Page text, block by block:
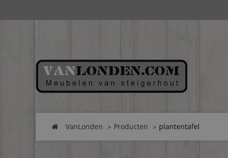
VanLonden Producten plantentafel